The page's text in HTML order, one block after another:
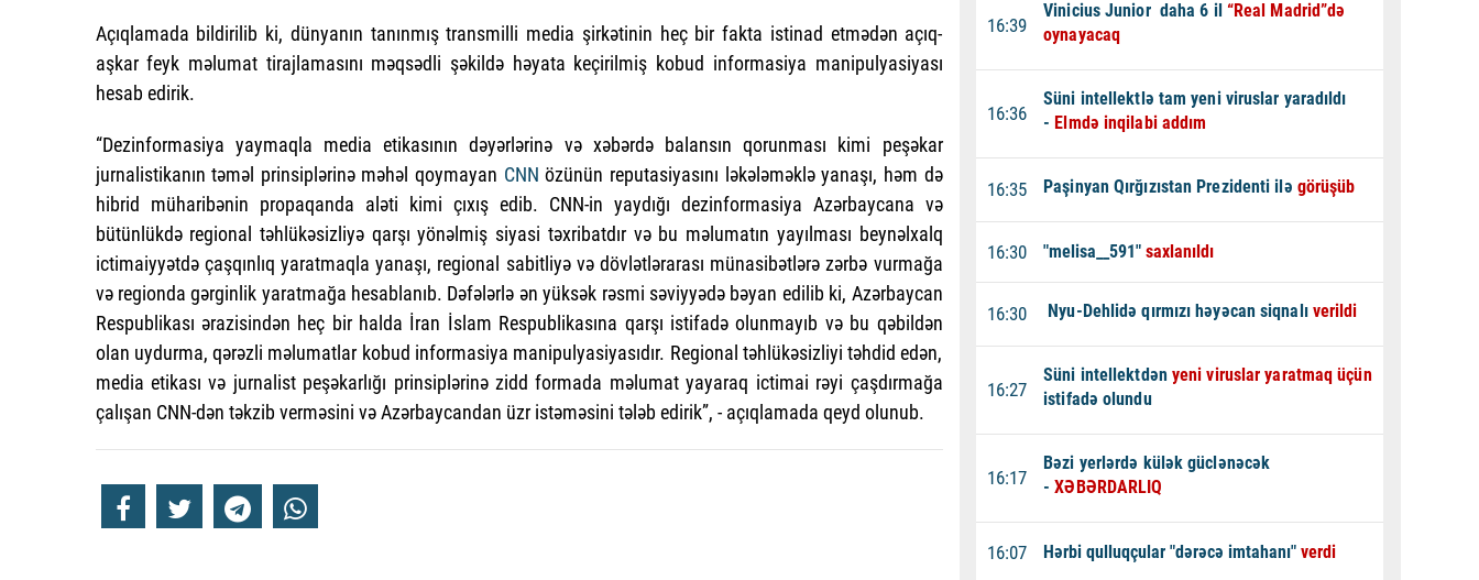
Açıqlamada bildirilib ki, dünyanın tanınmış transmilli media şirkətinin heç bir fakta istinad etmədən açıq-
aşkar feyk məlumat tirajlamasını məqsədli şəkildə həyata keçirilmiş kobud informasiya manipulyasiyası
hesab edirik.
“Dezinformasiya yaymaqla media etikasının dəyərlərinə və xəbərdə balansın qorunması kimi peşəkar
jurnalistikanın təməl prinsiplərinə məhəl qoymayan CNN özünün reputasiyasını ləkələməklə yanaşı, həm də
hibrid müharibənin propaqanda aləti kimi çıxış edib. CNN-in yaydığı dezinformasiya Azərbaycana və
bütünlükdə regional təhlükəsizliyə qarşı yönəlmiş siyasi təxribatdır və bu məlumatın yayılması beynəlxalq
ictimaiyyətdə çaşqınlıq yaratmaqla yanaşı, regional sabitliyə və dövlətlərarası münasibətlərə zərbə vurmağa
və regionda gərginlik yaratmağa hesablanıb. Dəfələrlə ən yüksək rəsmi səviyyədə bəyan edilib ki, Azərbaycan
Respublikası ərazisindən heç bir halda İran İslam Respublikasına qarşı istifadə olunmayıb və bu qəbildən
olan uydurma, qərəzli məlumatlar kobud informasiya manipulyasiyasıdır. Regional təhlükəsizliyi təhdid edən,
media etikası və jurnalist peşəkarlığı prinsiplərinə zidd formada məlumat yayaraq ictimai rəyi çaşdırmağa
çalışan CNN-dən təkzib verməsini və Azərbaycandan üzr istəməsini tələb edirik”, - açıqlamada qeyd olunub.
16:39
Vinicius Junior daha 6 il “Real Madrid”də
oynayacaq
16:36
Süni intellektlə tam yeni viruslar yaradıldı
- Elmdə inqilabi addım
16:35 Paşinyan Qırğızıstan Prezidenti ilə görüşüb
16:30 "melisa__591"saxlanıldı
16:30 Nyu-Dehlidə qırmızı həyəcan siqnalıverildi
16:27
Süni intellektdən yeni viruslar yaratmaq üçün
istifadə olundu
16:17
Bəzi yerlərdə külək güclənəcək
-XƏBƏRDARLIQ
16:07 Hərbi qulluqçular "dərəcə imtahanı"verdi